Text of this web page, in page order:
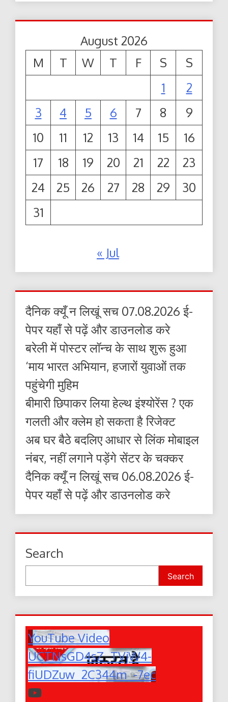
August 2026
M
T W T F S
S
1
2
3
4 5 6 7 8
9
10
11 12 13 14 15
16
17
18 19 20 21 22
23
24
25 26 27 28 29
30
31
« Jul
दैनिक क्यूँ न लिखूं सच 07.08.2026 ई-
पेपर यहाँ से पढ़ें और डाउनलोड करे
बरेली में पोस्टर लॉन्च के साथ शुरू हुआ
‘माय भारत अभियान, हजारों युवाओं तक
पहुंचेगी मुहिम
बीमारी छिपाकर लिया हेल्थ इंश्योरेंस ? एक
गलती और क्लेम हो सकता है रिजेक्ट
अब घर बैठे बदलिए आधार से लिंक मोबाइल
नंबर, नहीं लगाने पड़ेंगे सेंटर के चक्कर
दैनिक क्यूँ न लिखूं सच 06.08.2026 ई-
पेपर यहाँ से पढ़ें और डाउनलोड करे
Search
Search
YouTube Video
UCTNsGD4sZ_TVjW4-
fiUDZuw_2C344m_-7ec